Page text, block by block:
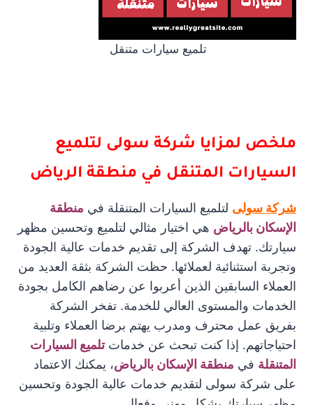
تلميع سيارات متنقل
ملخص لمزايا شركة سولى لتلميع
السيارات المتنقل في منطقة الرياض
شركة سولى لتلميع السيارات المتنقلة في منطقة
الإسكان بالرياض هي اختيار مثالي لتلميع وتحسين مظهر
سيارتك. تهدف الشركة إلى تقديم خدمات عالية الجودة
وتجربة استثنائية لعملائها. حظت الشركة بثقة العديد من
العملاء السابقين الذين أعربوا عن رضاهم الكامل بجودة
الخدمات والمستوى العالي للخدمة. تفخر الشركة
بفريق عمل محترف ومدرب يهتم برضا العملاء وتلبية
احتياجاتهم. إذا كنت تبحث عن خدماتتلميع السيارات
المتنقلة في منطقة الإسكان بالرياض، يمكنك الاعتماد
على شركة سولى لتقديم خدمات عالية الجودة وتحسين